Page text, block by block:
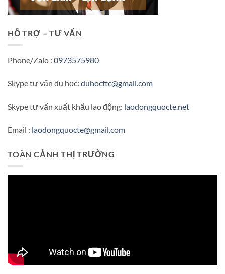
HỖ TRỢ – TƯ VẤN
Phone/Zalo : 0973575980
Skype tư vấn du học: duhocftc@gmail.com
Skype tư vấn xuất khẩu lao động: laodongquocte.net
Email : laodongquocte@gmail.com
TOÀN CẢNH THỊ TRƯỜNG